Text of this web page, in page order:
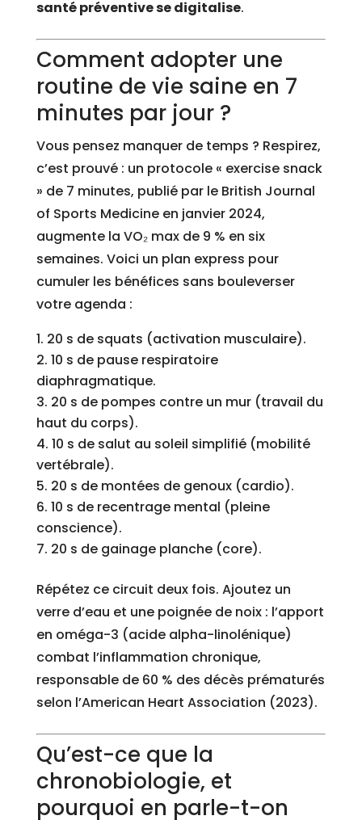
santé préventive se digitalise.
Comment adopter une
routine de vie saine en 7
minutes par jour ?
Vous pensez manquer de temps ? Respirez,
c’est prouvé : un protocole « exercise snack
» de 7 minutes, publié par le British Journal
of Sports Medicine en janvier 2024,
augmente la VO₂ max de 9 % en six
semaines. Voici un plan express pour
cumuler les bénéfices sans bouleverser
votre agenda :
20 s de squats (activation musculaire).
10 s de pause respiratoire
diaphragmatique.
20 s de pompes contre un mur (travail du
haut du corps).
10 s de salut au soleil simplifié (mobilité
vertébrale).
20 s de montées de genoux (cardio).
10 s de recentrage mental (pleine
conscience).
20 s de gainage planche (core).
Répétez ce circuit deux fois. Ajoutez un
verre d’eau et une poignée de noix : l’apport
en oméga-3 (acide alpha-linolénique)
combat l’inflammation chronique,
responsable de 60 % des décès prématurés
selon l’American Heart Association (2023).
Qu’est-ce que la
chronobiologie, et
pourquoi en parle-t-on